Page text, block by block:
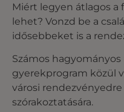
Miért legyen átlagos a
lehet? Vonzd be a
idősebbeket is a
Számos
gyerekprogram közül
városi
szórakoztatására.